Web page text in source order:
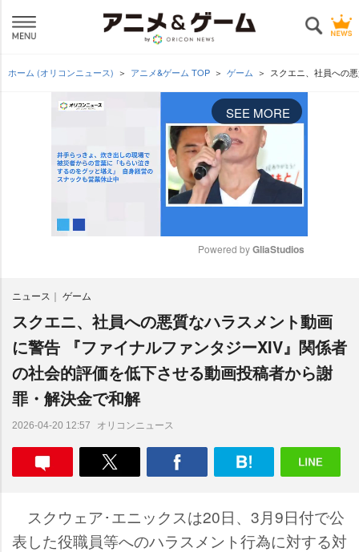
ホーム (オリコンニュース) アニメ&ゲーム TOP ゲーム スクエニ、社員への
SEE MORE
e
Powered by GliaStudios
ニュース ゲーム
スクエニ、社員への悪質なハラスメント動画
に警告 『ファイナルファンタジーXIV』関係者
の社会的評価を低下させる動画投稿者から謝
罪・解決金で和解
2026-04-20 12:57 オリコンニュース
スクウェア･エニックスは20日、3月9日付で公
表した役職員等へのハラスメント行為に対する対